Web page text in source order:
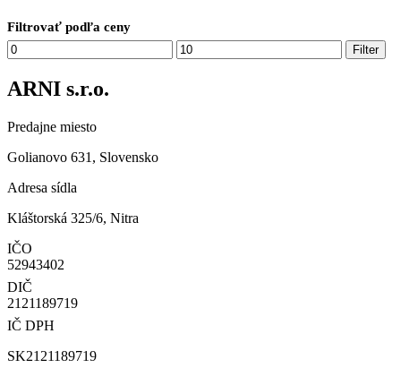
Filtrovať podľa ceny
Minimálna
cena
Maximálna
cena
Filter
ARNI s.r.o.
Predajne miesto
Golianovo 631, Slovensko
Adresa sídla
Kláštorská 325/6, Nitra
IČO
52943402
DIČ
2121189719
IČ DPH
SK2121189719